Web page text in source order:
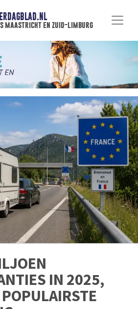
maastricht en zuid-limburg
IN 2025,